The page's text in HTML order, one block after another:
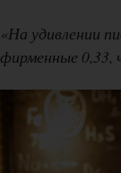
«На удивлении
фирменные 0,33,